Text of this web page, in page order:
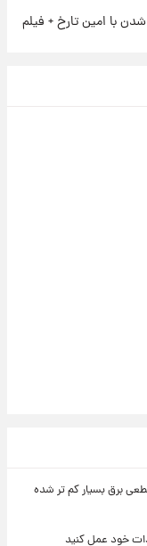
با امین تارخ + فیلم
برق بسیار کم تر شده
خود عمل کنید